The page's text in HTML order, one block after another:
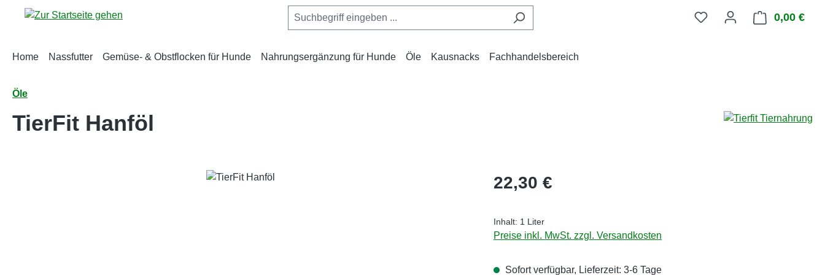
Hauptinhalt springen
Zur Suche springen
Zur Hauptnavigation springen 0,00 €
Home Nassfutter Gemüse- & Obstflocken für Hunde Nahrungsergänzung für Hunde Öle Kausnacks Fachhandelsbereich
Öle
TierFit Hanföl
Regulärer Preis:
22,30 €
Inhalt: 1 Liter
Preise inkl. MwSt. zzgl. Versandkosten
Sofort verfügbar, Lieferzeit: 3-6 Tage